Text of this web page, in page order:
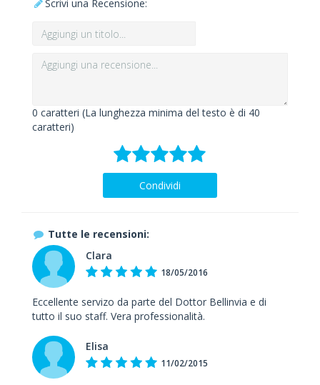
Scrivi una Recensione:
0 caratteri (La lunghezza minima del testo è di 40
caratteri)
Condividi
Tutte le recensioni:
Clara
18/05/2016
Eccellente servizo da parte del Dottor Bellinvia e di
tutto il suo staff. Vera professionalità.
Elisa
11/02/2015